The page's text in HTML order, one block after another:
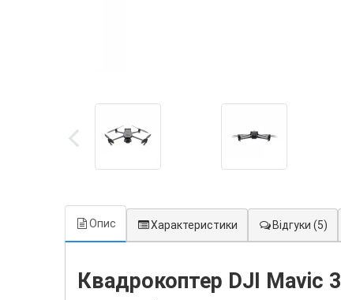
Опис Характеристики Відгуки (5)
Квадрокоптер DJI Mavic 3